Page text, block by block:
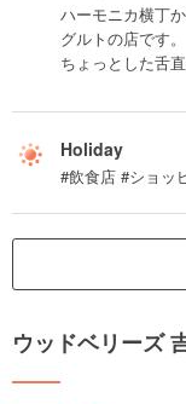
ハーモニカ横丁
グルトの店です。
ちょっとした舌
Holiday
#飲食店 #ショッ
ウッドベリーズ